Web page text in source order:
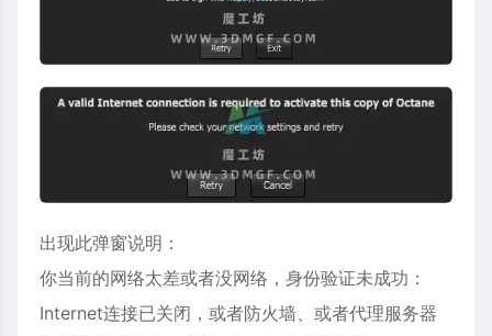
出现此弹窗说明：
你当前的网络太差或者没网络，身份验证未成功：
Internet连接已关闭，或者防火墙、或者代理服务器